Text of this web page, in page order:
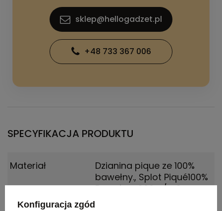
sklep@hellogadzet.pl
+48 733 367 006
SPECYFIKACJA PRODUKTU
Materiał
Dzianina pique ze 100%
bawełny., Splot Piqué100%
Bawełna, 200 g/m2
Konfiguracja zgód